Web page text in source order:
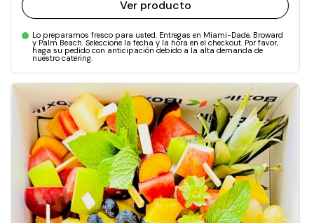
Ver producto
Lo preparamos fresco para usted. Entregas en Miami-Dade, Broward
y Palm Beach. Seleccione la fecha y la hora en el checkout. Por favor,
haga su pedido con anticipación debido a la alta demanda de
nuestro catering.